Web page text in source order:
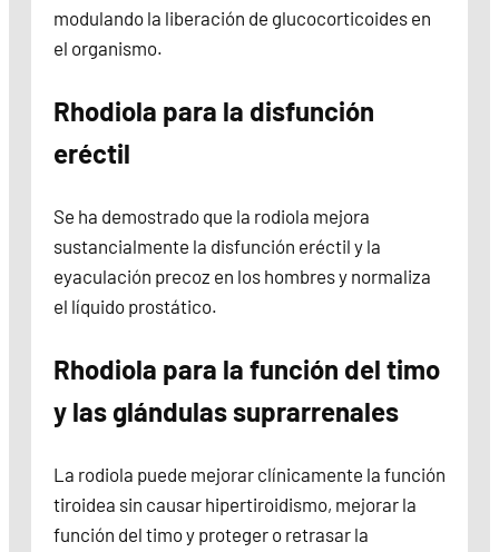
modulando la liberación de glucocorticoides en
el organismo.
Rhodiola para la disfunción
eréctil
Se ha demostrado que la rodiola mejora
sustancialmente la disfunción eréctil y la
eyaculación precoz en los hombres y normaliza
el líquido prostático.
Rhodiola para la función del timo
y las glándulas suprarrenales
La rodiola puede mejorar clínicamente la función
tiroidea sin causar hipertiroidismo, mejorar la
función del timo y proteger o retrasar la